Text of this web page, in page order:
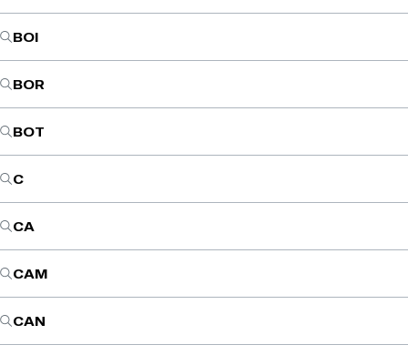
BOI
BOR
BOT
C
CA
CAM
CAN